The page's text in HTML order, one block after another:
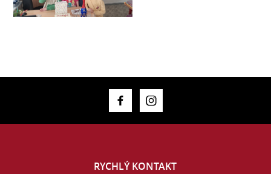
RYCHLÝ KONTAKT